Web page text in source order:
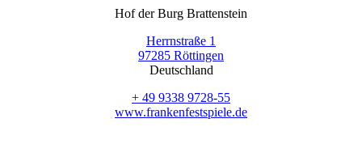
Hof der Burg Brattenstein
Herrnstraße 1
97285 Röttingen
Deutschland
+ 49 9338 9728-55
www.frankenfestspiele.de